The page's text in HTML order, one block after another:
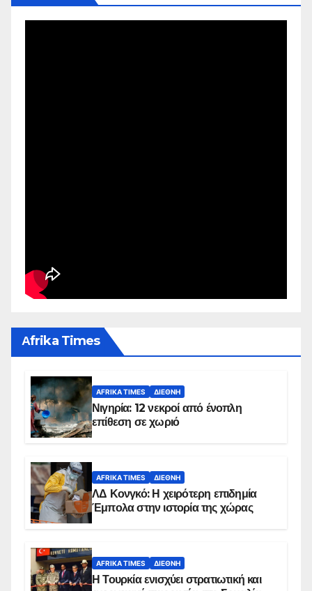
Αfrika Times
AFRIKA TIMES ΔΙΕΘΝΉ
Νιγηρία: 12 νεκροί από ένοπλη
επίθεση σε χωριό
AFRIKA TIMES ΔΙΕΘΝΉ
ΛΔ Κονγκό: Η χειρότερη επιδημία
Έμπολα στην ιστορία της χώρας
AFRIKA TIMES ΔΙΕΘΝΉ
Η Τουρκία ενισχύει στρατιωτική και